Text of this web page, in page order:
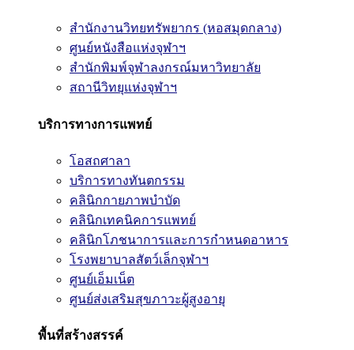
สำนักงานวิทยทรัพยากร (หอสมุดกลาง)
ศูนย์หนังสือแห่งจุฬาฯ
สำนักพิมพ์จุฬาลงกรณ์มหาวิทยาลัย
สถานีวิทยุแห่งจุฬาฯ
บริการทางการแพทย์
โอสถศาลา
บริการทางทันตกรรม
คลินิกกายภาพบำบัด
คลินิกเทคนิคการแพทย์
คลินิกโภชนาการและการกำหนดอาหาร
โรงพยาบาลสัตว์เล็กจุฬาฯ
ศูนย์เอ็มเน็ต
ศูนย์ส่งเสริมสุขภาวะผู้สูงอายุ
พื้นที่สร้างสรรค์